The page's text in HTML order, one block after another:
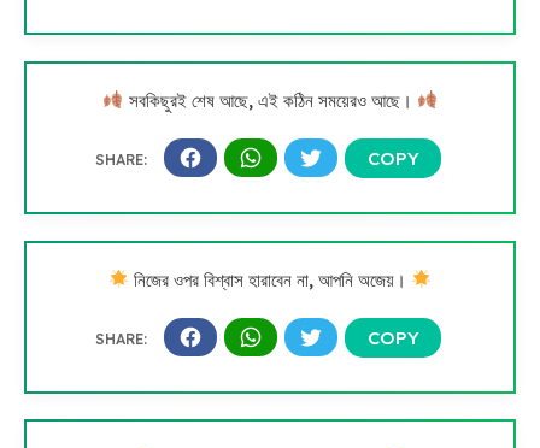
সবকিছুরই শেষ আছে, এই কঠিন সময়েরও আছে।
নিজের ওপর বিশ্বাস হারাবেন না, আপনি অজেয়।